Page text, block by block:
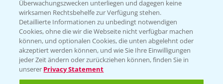
Folgen Sie uns
Überwachungszwecken unterliegen und dagegen keine
wirksamen Rechtsbehelfe zur Verfügung stehen.
Detaillierte Informationen zu unbedingt notwendigen
Cookies, ohne die wir die Webseite nicht verfügbar machen
können, und optionalen Cookies, die unten abgelehnt oder
akzeptiert werden können, und wie Sie Ihre Einwilligungen
jeder Zeit ändern oder zurückziehen können, finden Sie in
unserer Privacy Statement